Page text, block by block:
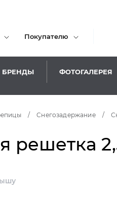
Покупателю
БРЕНДЫ ФОТОГАЛЕРЕЯ
/ Cнегозадержание /